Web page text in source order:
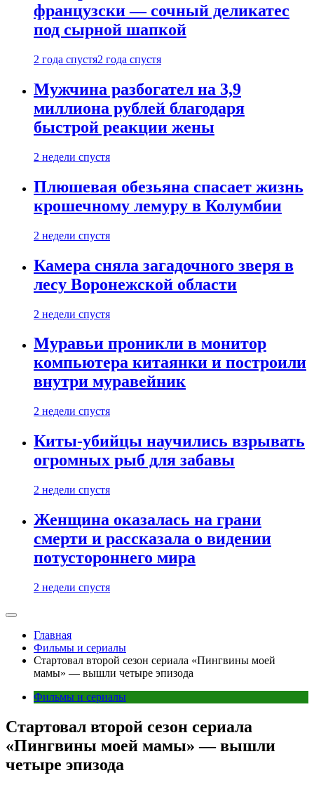
французски — сочный деликатес
под сырной шапкой
2 года спустя2 года спустя
Мужчина разбогател на 3,9
миллиона рублей благодаря
быстрой реакции жены
2 недели спустя
Плюшевая обезьяна спасает жизнь
крошечному лемуру в Колумбии
2 недели спустя
Камера сняла загадочного зверя в
лесу Воронежской области
2 недели спустя
Муравьи проникли в монитор
компьютера китаянки и построили
внутри муравейник
2 недели спустя
Киты-убийцы научились взрывать
огромных рыб для забавы
2 недели спустя
Женщина оказалась на грани
смерти и рассказала о видении
потустороннего мира
2 недели спустя
Главная
Фильмы и сериалы
Стартовал второй сезон сериала «Пингвины моей
мамы» — вышли четыре эпизода
Фильмы и сериалы
Стартовал второй сезон сериала
«Пингвины моей мамы» — вышли
четыре эпизода